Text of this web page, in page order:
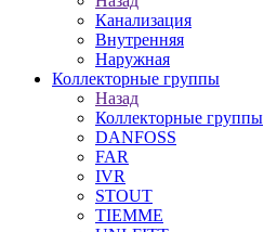
Канализация
Внутренняя
Наружная
Коллекторные группы
Назад
Коллекторные группы
DANFOSS
FAR
IVR
STOUT
TIEMME